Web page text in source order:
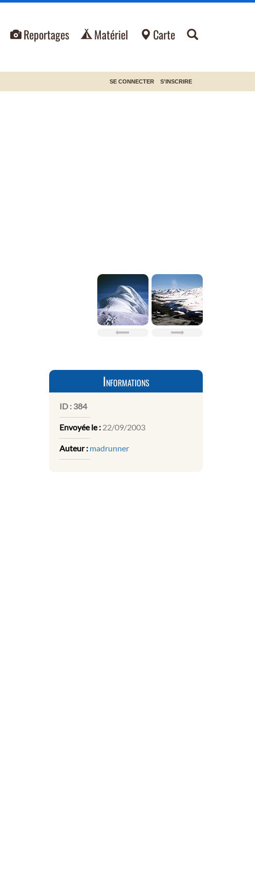
Reportages Matériel Carte
SE CONNECTER S'INSCRIRE
Informations
ID : 384
Envoyée le : 22/09/2003
Auteur : madrunner